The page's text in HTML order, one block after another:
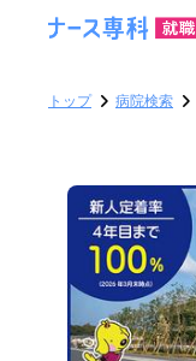
トップ 病院検索